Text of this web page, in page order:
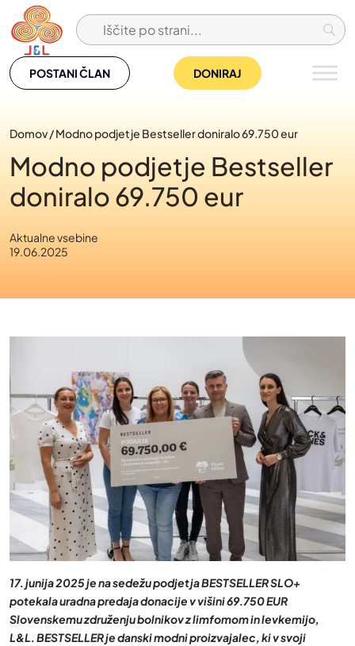
Skip
to
content
POSTANI ČLAN DONIRAJ
Domov/Modno podjetje Bestseller doniralo 69.750 eur
Modno podjetje Bestseller
doniralo 69.750 eur
Aktualne vsebine
19.06.2025
17. junija 2025 je na sedežu podjetja BESTSELLER SLO+
potekala uradna predaja donacije v višini 69.750 EUR
Slovenskemu združenju bolnikov z limfomom in levkemijo,
L&L. BESTSELLER je danski modni proizvajalec, ki v svoji